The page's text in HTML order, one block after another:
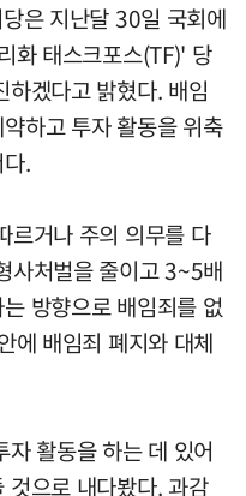
은 지난달 30일 국회에
화 태스크포스(TF)' 당
겠다고 밝혔다. 배임
하고 투자 활동을 위축
.
거나 주의 의무를 다
처벌을 줄이고 3~5배
방향으로 배임죄를 없
에 배임죄 폐지와 대체
활동을 하는 데 있어
것으로 내다봤다. 과감